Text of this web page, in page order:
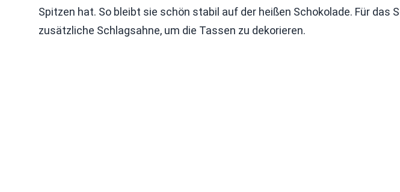
Spitzen hat. So bleibt sie schön stabil auf der heißen Schokolade. Für das
zusätzliche Schlagsahne, um die Tassen zu dekorieren.